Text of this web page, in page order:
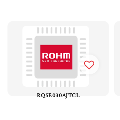
RQ5E030AJTCL